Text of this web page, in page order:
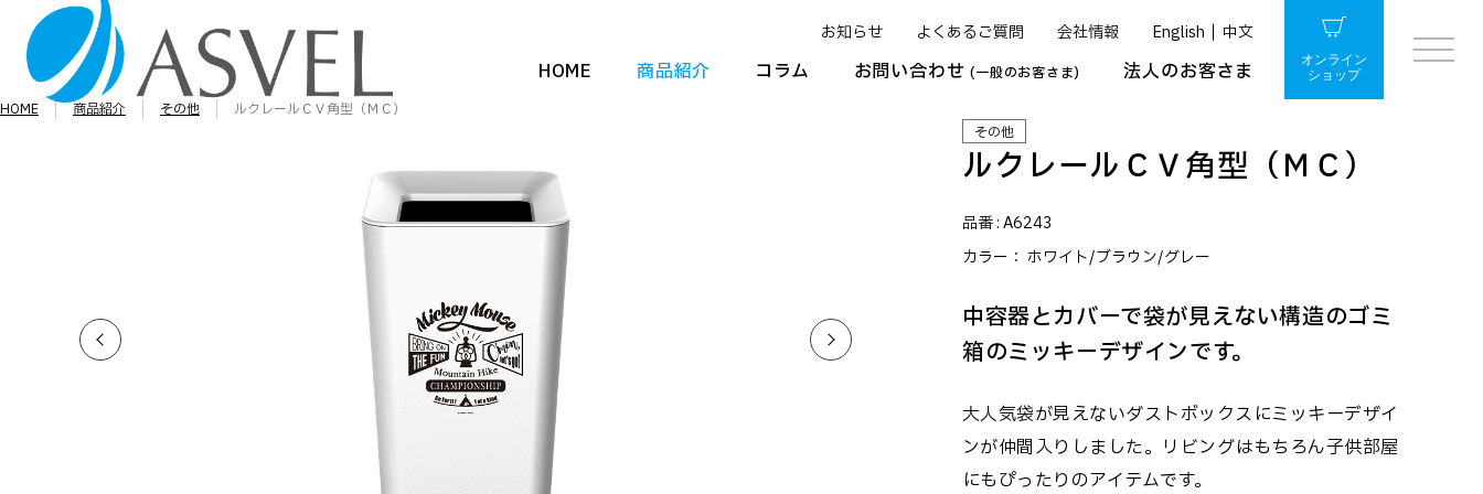
お知らせ よくあるご質問 会社情報 English 中文
HOME 商品紹介 コラム お問い合わせ(一般のお客さま) 法人のお客さま
オンライン
ショップ
HOME 商品紹介 その他
ルクレールＣＶ角型（ＭＣ）
その他
ルクレールＣＶ角型（ＭＣ）
品番 :A6243
カラー： ホワイト/ブラウン/グレー
中容器とカバーで袋が見えない構造のゴミ
箱のミッキーデザインです。
大人気袋が見えないダストボックスにミッキーデザイ
ンが仲間入りしました。リビングはもちろん子供部屋
にもぴったりのアイテムです。